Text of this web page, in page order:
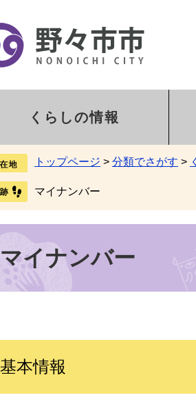
くらしの情報
トップページ > 分類でさがす >
マイナンバー
マイナンバー
基本情報